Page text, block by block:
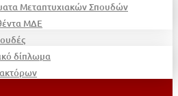
Μεταπτυχιακών Σπουδών
ΜΔΕ
δίπλωμα